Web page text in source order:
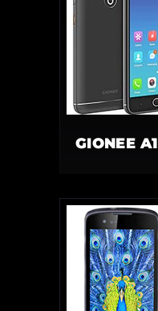
GIONEE A1